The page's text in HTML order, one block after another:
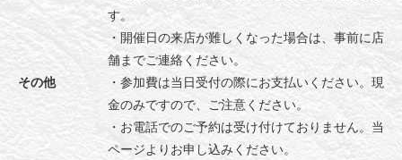
その他
す。
・開催日の来店が難しくなった場合は、事前に店
舗までご連絡ください。
・参加費は当日受付の際にお支払いください。現
金のみですので、ご注意ください。
・お電話でのご予約は受け付けておりません。当
ページよりお申し込みください。